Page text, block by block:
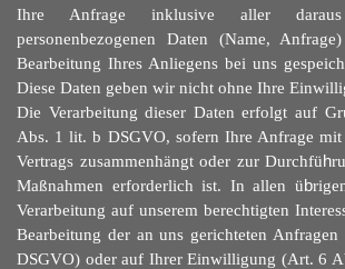
Ihre Anfrage inklusive aller daraus
personenbezogenen Daten (Name,
Bearbeitung Ihres Anliegens bei uns
Diese Daten geben wir nicht ohne Ihre
Die Verarbeitung dieser Daten erfolgt auf
Abs. 1 lit. b DSGVO, sofern Ihre Anfrage mit
Vertrags zusammenhängt oder zur Durchfüh
Maßnahmen erforderlich ist. In allen üb
Verarbeitung auf unserem berechtigten
Bearbeitung der an uns gerichteten
DSGVO) oder auf Ihrer Einwilligung (Art. 6